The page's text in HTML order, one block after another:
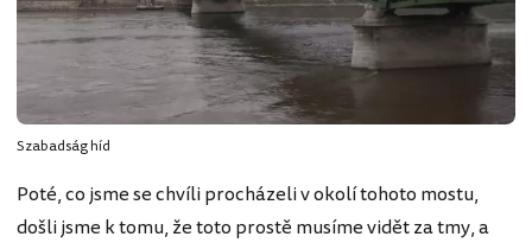
Szabadság híd
Poté, co jsme se chvíli procházeli v okolí tohoto mostu,
došli jsme k tomu, že toto prostě musíme vidět za tmy, a